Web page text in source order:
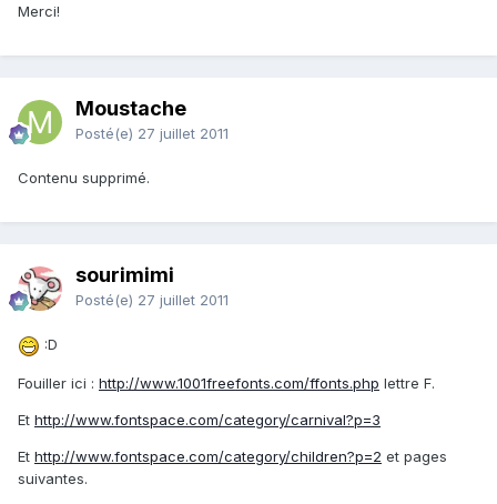
Merci!
Moustache
Posté(e) 27 juillet 2011
Contenu supprimé.
sourimimi
Posté(e) 27 juillet 2011
:D
Fouiller ici : http://www.1001freefonts.com/ffonts.php lettre F.
Et http://www.fontspace.com/category/carnival?p=3
Et http://www.fontspace.com/category/children?p=2 et pages
suivantes.